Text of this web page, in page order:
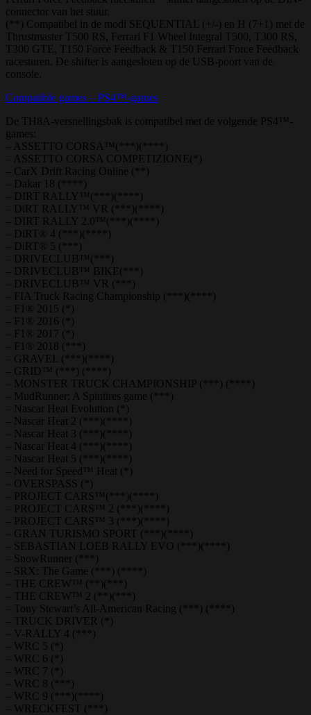
connector van het stuur.
(**) Compatibel in de modi SEQUENTIAL (+/-) en H (7+1) met de
Thrustmaster T500 RS, Ferrari F1 Wheel Integral T500, T300 RS,
T300 GTE, T150 Force Feedback & T150 Ferrari Force Feedback
racesturen. De shifter is aangesloten op de USB-poort van de
console.
Compatible games – PS4™-games
De TH8A-versnellingsbak is compatibel met de volgende PS4™-
games:
– ASSETTO CORSA™(***)(****)
– ASSETTO CORSA COMPETIZIONE(*)
– CarX Drift Racing Online (**)
– Dakar 18 (****)
– DIRT RALLY™(***)(****)
– DiRT RALLY™ VR (***)(****)
– DIRT RALLY 2.0™(***)(****)
– DiRT® 4 (***)(****)
– DiRT® 5 (***)
– DRIVECLUB™(***)
– DRIVECLUB™ BIKE(***)
– DRIVECLUB™ VR (***)
– FIA Truck Racing Championship (***)(****)
– F1® 2015 (*)
– F1® 2016 (*)
– F1® 2017 (*)
– F1® 2018 (***)
– GRAVEL (***)(****)
– GRID™ (***) (****)
– MONSTER TRUCK CHAMPIONSHIP (***) (****)
– MudRunner: A Spintires game (***)
– Nascar Heat Evolution (*)
– Nascar Heat 2 (***)(****)
– Nascar Heat 3 (***)(****)
– Nascar Heat 4 (***)(****)
– Nascar Heat 5 (***)(****)
– Need for Speed™ Heat (*)
– OVERSPASS (*)
– PROJECT CARS™(***)(****)
– PROJECT CARS™ 2 (***)(****)
– PROJECT CARS™ 3 (***)(****)
– GRAN TURISMO SPORT (***)(****)
– SEBASTIAN LOEB RALLY EVO (***)(****)
– SnowRunner (***)
– SRX: The Game (***) (****)
– THE CREW™ (**)(***)
– THE CREW™ 2 (**)(***)
– Tony Stewart’s All-American Racing (***) (****)
– TRUCK DRIVER (*)
– V-RALLY 4 (***)
– WRC 5 (*)
– WRC 6 (*)
– WRC 7 (*)
– WRC 8 (***)
– WRC 9 (***)(****)
– WRECKFEST (***)